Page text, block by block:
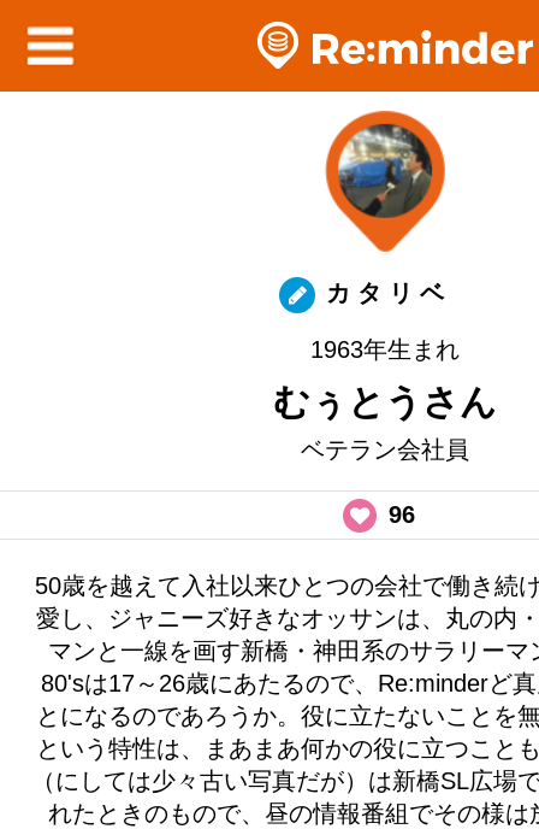
カ タ リ ベ
1963年生まれ
むぅとうさん
ベテラン会社員
96
50歳を越えて入社以来ひとつの会社で働き続
愛し、ジャニーズ好きなオッサンは、丸の内
マンと一線を画す新橋・神田系のサラリーマ
80'sは17～26歳にあたるので、Re:minderど
とになるのであろうか。役に立たないことを
という特性は、まあまあ何かの役に立つこと
（にしては少々古い写真だが）は新橋SL広場
れたときのもので、昼の情報番組でその様は